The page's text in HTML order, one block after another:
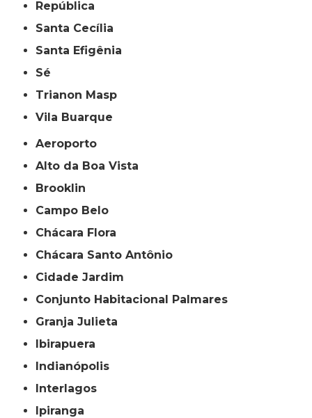
República
Santa Cecília
Santa Efigênia
Sé
Trianon Masp
Vila Buarque
Aeroporto
Alto da Boa Vista
Brooklin
Campo Belo
Chácara Flora
Chácara Santo Antônio
Cidade Jardim
Conjunto Habitacional Palmares
Granja Julieta
Ibirapuera
Indianópolis
Interlagos
Ipiranga